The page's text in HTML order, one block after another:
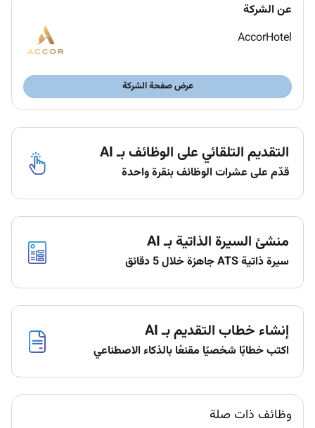
Report maintenance issues promptly showing
your dedication to a flawless experience.
Qualifications :
About You!
Previous Housekeeping experience in a busy
commercial environment or hotel is preferred.
High cleaning standards and attention to detail.
Strong motivation to learn grow and develop
within a supportive hotel team.
Flexible and open to work a rotating roster
Remote Work :
Employment Type :
Full-time
عن الشركة
AccorHotel
عرض صفحة الشركة
التقديم التلقائي على الوظائف بـ AI
قدّم على عشرات الوظائف بنقرة واحدة
منشئ السيرة الذاتية بـ AI
سيرة ذاتية ATS جاهزة خلال 5 دقائق
إنشاء خطاب التقديم بـ AI
اكتب خطابًا شخصيًا مقنعًا بالذكاء الاصطناعي
وظائف ذات صلة